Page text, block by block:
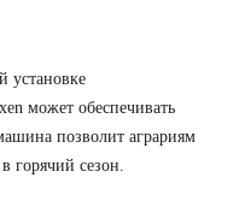
установке
может обеспечивать
позволит аграриям
горячий сезон.